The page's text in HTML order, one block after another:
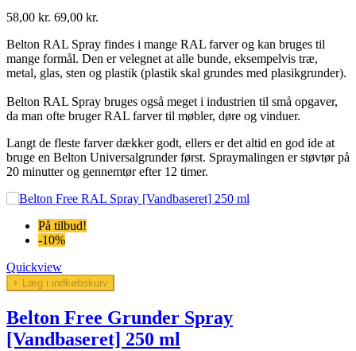
58,00 kr. 69,00 kr.
Belton RAL Spray findes i mange RAL farver og kan bruges til
mange formål. Den er velegnet at alle bunde, eksempelvis træ,
metal, glas, sten og plastik (plastik skal grundes med plasikgrunder).
Belton RAL Spray bruges også meget i industrien til små opgaver,
da man ofte bruger RAL farver til møbler, døre og vinduer.
Langt de fleste farver dækker godt, ellers er det altid en god ide at
bruge en Belton Universalgrunder først. Spraymalingen er støvtør på
20 minutter og gennemtør efter 12 timer.
På tilbud!
-10%
Quickview
+ Læg i indkøbskurv
Belton Free Grunder Spray
[Vandbaseret] 250 ml